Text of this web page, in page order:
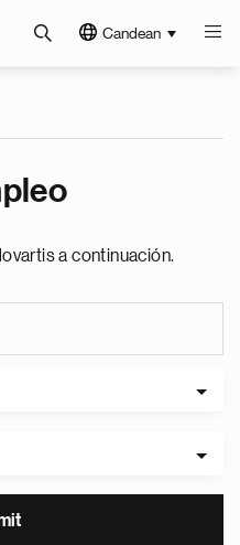
Candean
a continuación.